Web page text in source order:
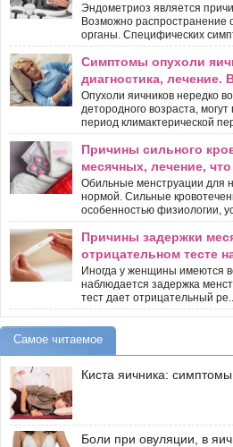
Эндометриоз является
Возможно распространение
органы. Специфических
Симптомы опухоли
диагностика,
Опухоли яичников нередко
детородного возраста,
период климактерической
Причины сильного
месячных, лечение,
Обильные менструации для
нормой. Сильные
особенностью физиологии,
Причины задержки
отрицательном тесте
Иногда у женщины имеются
наблюдается задержка
тест дает отрицательный ре...
Самое читаемое
Киста яичника:
Боли при овуляции, в